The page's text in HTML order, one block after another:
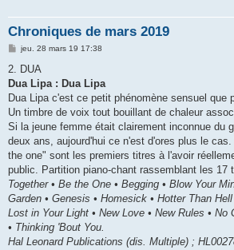
Chroniques de mars 2019
M
s
a
g
jeu. 28 mars 19 17:38
2. DUA
Dua Lipa : Dua Lipa
Dua Lipa c'est ce petit phénomène sensuel que
Un timbre de voix tout bouillant de chaleur
Si la jeune femme était clairement inconnue du
deux ans, aujourd'hui ce n'est d'ores plus le
the one" sont les premiers titres à l'avoir
public. Partition piano-chant rassemblant les 17
Together • Be the One • Begging • Blow Your
Garden • Genesis • Homesick • Hotter Than
Lost in Your Light • New Love • New Rules • No
• Thinking 'Bout You.
Hal Leonard Publications (dis. Multiple) ;